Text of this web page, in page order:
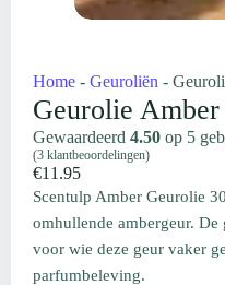
Home - Geuroliën -
Geurolie
Gewaardeerd 4.50 op 5
(3 klantbeoordelingen)
€11.95
Scentulp Amber Geurolie
omhullende ambergeur.
voor wie deze geur vaker
parfumbeleving.